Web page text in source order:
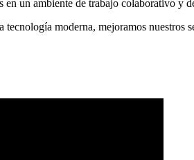
un ambiente de trabajo colaborativo y
moderna, mejoramos nuestros